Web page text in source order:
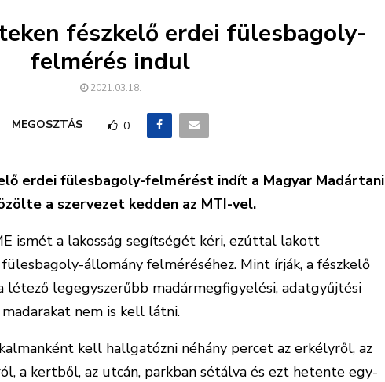
fészkelő erdei fülesbagoly-
felmérés indul
2021.03.18.
MEGOSZTÁS 0
erdei fülesbagoly-felmérést indít a Magyar Madártani
a szervezet kedden az MTI-vel.
ismét a lakosság segítségét kéri, ezúttal lakott
állomány felméréséhez. Mint írják, a fészkelő
létező legegyszerűbb madármegfigyelési, adatgyűjtési
nem is kell látni.
kell hallgatózni néhány percet az erkélyről, az
a kertből, az utcán, parkban sétálva és ezt hetente egy-